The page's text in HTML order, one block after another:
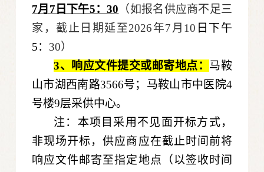
7月7 日下午5：30 （如报名供应商不足三
家，截止日期延至2026年7月10 日下午
5： 30）
3、响应文件提交或邮寄地点： 马鞍
山市湖西南路3566号；马鞍山市中医院4
号楼9层采供中心。
注：本项目采用不见面开标方式，
非现场开标，供应商应在截止时间前将
响应文件邮寄至指定地点（以签收时间